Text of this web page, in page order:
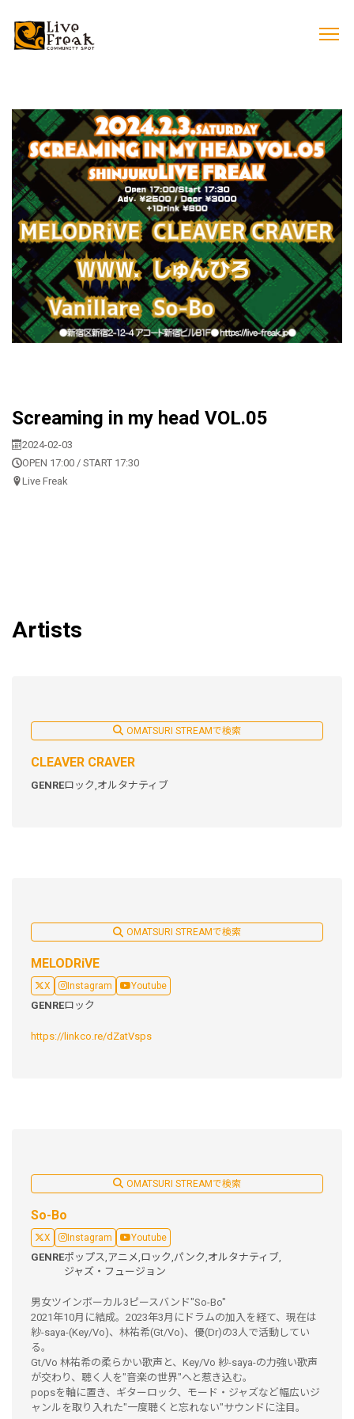
Screaming in my head VOL.05
2024-02-03
OPEN 17:00 / START 17:30
Live Freak
Artists
OMATSURI STREAMで検索
CLEAVER CRAVER
GENREロック, オルタナティブ
OMATSURI STREAMで検索
MELODRiVE
X Instagram Youtube
GENREロック
https://linkco.re/dZatVsps
OMATSURI STREAMで検索
So-Bo
X Instagram Youtube
GENREポップス, アニメ, ロック, パンク, オルタナティブ,
ジャズ・フュージョン
男女ツインボーカル3ピースバンド"So-Bo"
2021年10月に結成。2023年3月にドラムの加入を経て、現在は
紗-saya-(Key/Vo)、林祐希(Gt/Vo)、優(Dr)の3人で活動してい
る。
Gt/Vo 林祐希の柔らかい歌声と、Key/Vo 紗-saya-の力強い歌声
が交わり、聴く人を"音楽の世界"へと惹き込む。
popsを軸に置き、ギターロック、モード・ジャズなど幅広いジ
ャンルを取り入れた"一度聴くと忘れない"サウンドに注目。